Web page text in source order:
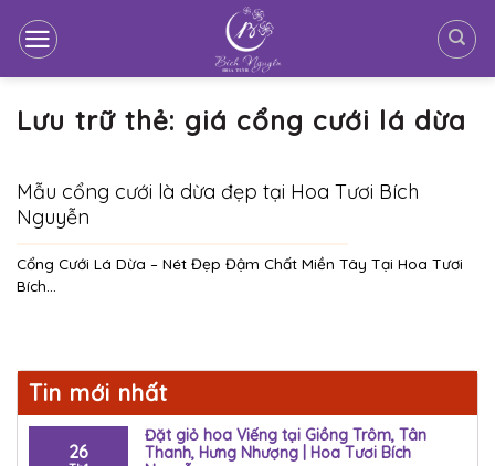
qua
Lưu trữ thẻ: giá cổng cưới lá dừa
Mẫu cổng cưới là dừa đẹp tại Hoa Tươi Bích
Nguyễn
Cổng Cưới Lá Dừa – Nét Đẹp Đậm Chất Miền Tây Tại Hoa Tươi
Bích...
Tin mới nhất
26
Đặt giỏ hoa Viếng tại Giồng Trôm, Tân
Thanh, Hưng Nhượng | Hoa Tươi Bích